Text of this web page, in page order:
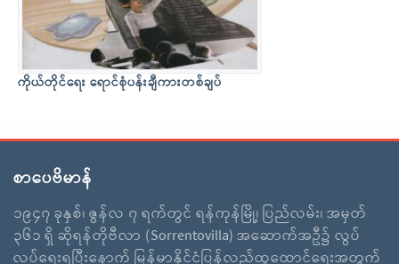
ကိုယ်တိုင်ရေး ရောင်စုံပန်းချီကားတစ်ချပ်
စာပေဗိမာန်
၁၉၄၇ ခုနှစ်၊ ဇွန်လ ၇ ရက်တွင် ရန်ကုန်မြို့၊ ပြည်လမ်း၊ အမှတ်
၃၆၁ ရှိ ဆိုရန်တိုဗီလာ (Sorrentovilla) အဆောက်အဦ၌ လွပ်
လပ်ရေးရပြီးနောက် မြန်မာနိုင်ငံပြန်လည်ထူထောင်ရေးအတွက်